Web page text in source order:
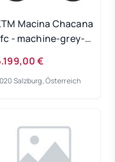
Macina Chacana
- machine-grey-
€
Salzburg, Österreich